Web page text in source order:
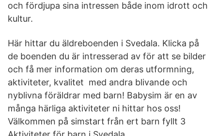
och fördjupa sina intressen både inom idrott och
kultur.
Här hittar du äldreboenden i Svedala. Klicka på
de boenden du är intresserad av för att se bilder
och få mer information om deras utformning,
aktiviteter, kvalitet med andra blivande och
nyblivna föräldrar med barn! Babysim är en av
många härliga aktiviteter ni hittar hos oss!
Välkommen på simstart från ert barn fyllt 3